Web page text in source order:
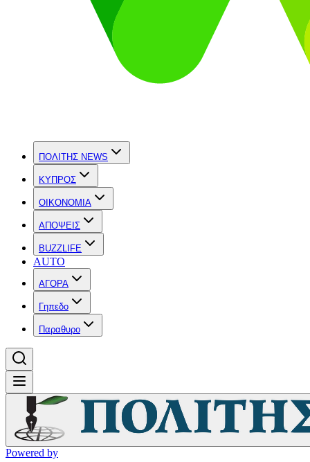
ΠΟΛΙΤΗΣ NEWS
ΚΥΠΡΟΣ
OIKONOMIA
ΑΠΟΨΕΙΣ
BUZZLIFE
AUTO
ΑΓΟΡΑ
Γηπεδο
Παραθυρο
Powered by